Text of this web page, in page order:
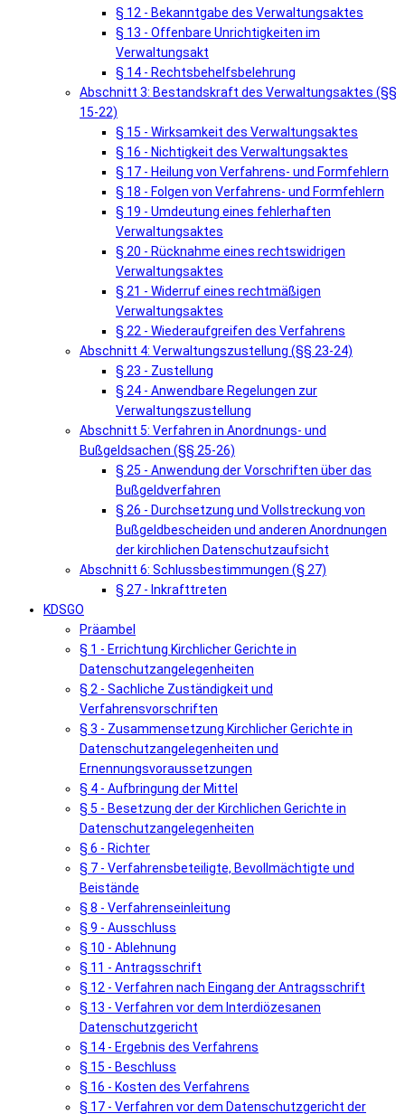
§ 12 - Bekanntgabe des Verwaltungsaktes
§ 13 - Offenbare Unrichtigkeiten im
Verwaltungsakt
§ 14 - Rechtsbehelfsbelehrung
Abschnitt 3: Bestandskraft des Verwaltungsaktes (§§
15-22)
§ 15 - Wirksamkeit des Verwaltungsaktes
§ 16 - Nichtigkeit des Verwaltungsaktes
§ 17 - Heilung von Verfahrens- und Formfehlern
§ 18 - Folgen von Verfahrens- und Formfehlern
§ 19 - Umdeutung eines fehlerhaften
Verwaltungsaktes
§ 20 - Rücknahme eines rechtswidrigen
Verwaltungsaktes
§ 21 - Widerruf eines rechtmäßigen
Verwaltungsaktes
§ 22 - Wiederaufgreifen des Verfahrens
Abschnitt 4: Verwaltungszustellung (§§ 23-24)
§ 23 - Zustellung
§ 24 - Anwendbare Regelungen zur
Verwaltungszustellung
Abschnitt 5: Verfahren in Anordnungs- und
Bußgeldsachen (§§ 25-26)
§ 25 - Anwendung der Vorschriften über das
Bußgeldverfahren
§ 26 - Durchsetzung und Vollstreckung von
Bußgeldbescheiden und anderen Anordnungen
der kirchlichen Datenschutzaufsicht
Abschnitt 6: Schlussbestimmungen (§ 27)
§ 27 - Inkrafttreten
KDSGO
Präambel
§ 1 - Errichtung Kirchlicher Gerichte in
Datenschutzangelegenheiten
§ 2 - Sachliche Zuständigkeit und
Verfahrensvorschriften
§ 3 - Zusammensetzung Kirchlicher Gerichte in
Datenschutzangelegenheiten und
Ernennungsvoraussetzungen
§ 4 - Aufbringung der Mittel
§ 5 - Besetzung der der Kirchlichen Gerichte in
Datenschutzangelegenheiten
§ 6 - Richter
§ 7 - Verfahrensbeteiligte, Bevollmächtigte und
Beistände
§ 8 - Verfahrenseinleitung
§ 9 - Ausschluss
§ 10 - Ablehnung
§ 11 - Antragsschrift
§ 12 - Verfahren nach Eingang der Antragsschrift
§ 13 - Verfahren vor dem Interdiözesanen
Datenschutzgericht
§ 14 - Ergebnis des Verfahrens
§ 15 - Beschluss
§ 16 - Kosten des Verfahrens
§ 17 - Verfahren vor dem Datenschutzgericht der